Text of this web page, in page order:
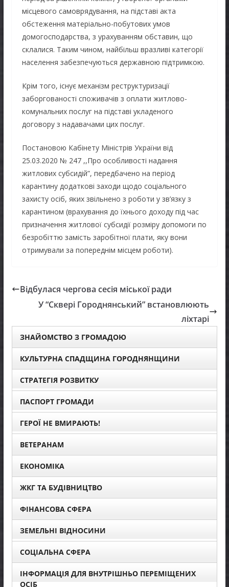
місцевого самоврядування, на підставі акта
обстеження матеріально-побутових умов
домогосподарства, з урахуванням обставин, що
склалися. Таким чином, найбільш вразливі категорії
населення забезпечуються державною підтримкою.
Крім того, існує механізм реструктуризації
заборгованості споживачів з оплати житлово-
комунальних послуг на підставі укладеного
договору з надавачами цих послуг.
Постановою Кабінету Міністрів України від
25.03.2020 № 247 ,,Про особливості надання
житлових субсидій”, передбачено на період
карантину додаткові заходи щодо соціального
захисту осіб, яких звільнено з роботи у зв’язку з
карантином (врахування до їхнього доходу під час
призначення житлової субсидії розміру допомоги по
безробіттю замість заробітної плати, яку вони
отримували за попереднім місцем роботи).
Відбулася чергова сесія міської ради
У “Сквері Городнянський” встановлюють
ліхтарі
ЗНАЙОМСТВО З ГРОМАДОЮ
КУЛЬТУРНА СПАДЩИНА ГОРОДНЯНЩИНИ
СТРАТЕГІЯ РОЗВИТКУ
ПАСПОРТ ГРОМАДИ
ГЕРОЇ НЕ ВМИРАЮТЬ!
ВЕТЕРАНАМ
ЕКОНОМІКА
ЖКГ ТА БУДІВНИЦТВО
ФІНАНСОВА СФЕРА
ЗЕМЕЛЬНІ ВІДНОСИНИ
СОЦІАЛЬНА СФЕРА
ІНФОРМАЦІЯ ДЛЯ ВНУТРІШНЬО ПЕРЕМІЩЕНИХ
ОСІБ